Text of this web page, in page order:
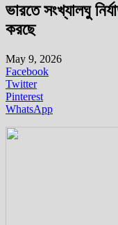
ভারতে সংখ্যালঘু
করছে
May 9, 2026
Facebook
Twitter
Pinterest
WhatsApp